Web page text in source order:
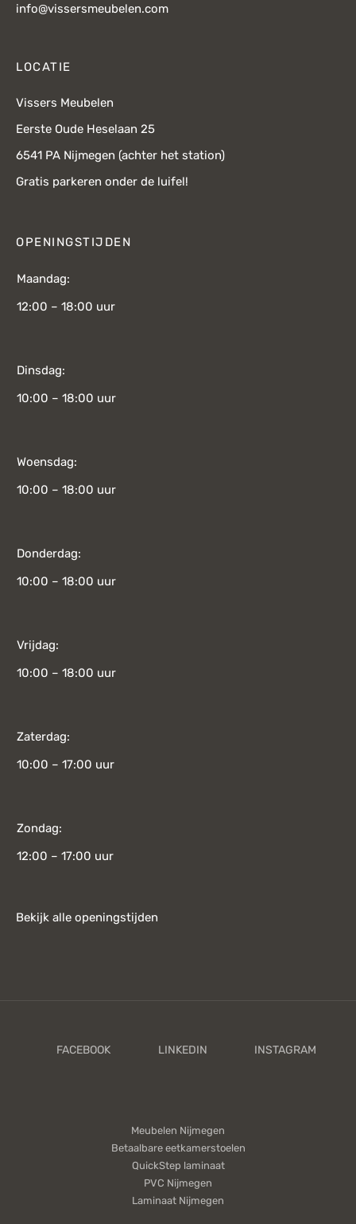
info@vissersmeubelen.com
LOCATIE
Vissers Meubelen
Eerste Oude Heselaan 25
6541 PA Nijmegen (achter het station)
Gratis parkeren onder de luifel!
OPENINGSTIJDEN
Maandag:
12:00 – 18:00 uur
Dinsdag:
10:00 – 18:00 uur
Woensdag:
10:00 – 18:00 uur
Donderdag:
10:00 – 18:00 uur
Vrijdag:
10:00 – 18:00 uur
Zaterdag:
10:00 – 17:00 uur
Zondag:
12:00 – 17:00 uur
Bekijk alle openingstijden
Meubelen Nijmegen
Betaalbare eetkamerstoelen
QuickStep laminaat
PVC Nijmegen
Laminaat Nijmegen